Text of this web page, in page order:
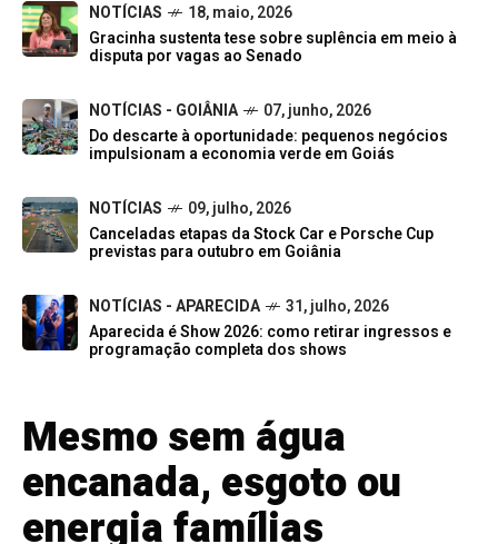
NOTÍCIAS
18, maio, 2026
Gracinha sustenta tese sobre suplência em meio à
disputa por vagas ao Senado
NOTÍCIAS - GOIÂNIA
07, junho, 2026
Do descarte à oportunidade: pequenos negócios
impulsionam a economia verde em Goiás
NOTÍCIAS
09, julho, 2026
Canceladas etapas da Stock Car e Porsche Cup
previstas para outubro em Goiânia
NOTÍCIAS - APARECIDA
31, julho, 2026
Aparecida é Show 2026: como retirar ingressos e
programação completa dos shows
Mesmo sem água
encanada, esgoto ou
energia famílias